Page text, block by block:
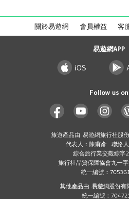
關於易遊網 會員權益 客
易遊網APP
iOS
Follow us on
旅遊產品由 易遊網旅行社股
代表人：陳甫彥 聯絡
綜合旅行業交觀綜字
旅行社品質保障協會九一
統一編號：
其他產品由 易遊網股份有
統一編號：